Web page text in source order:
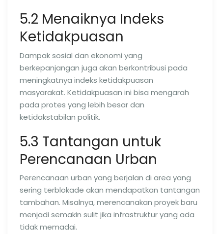
5.2 Menaiknya Indeks
Ketidakpuasan
Dampak sosial dan ekonomi yang
berkepanjangan juga akan berkontribusi pada
meningkatnya indeks ketidakpuasan
masyarakat. Ketidakpuasan ini bisa mengarah
pada protes yang lebih besar dan
ketidakstabilan politik.
5.3 Tantangan untuk
Perencanaan Urban
Perencanaan urban yang berjalan di area yang
sering terblokade akan mendapatkan tantangan
tambahan. Misalnya, merencanakan proyek baru
menjadi semakin sulit jika infrastruktur yang ada
tidak memadai.